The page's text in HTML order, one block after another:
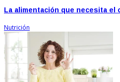
La alimentación que necesita el
Nutrición